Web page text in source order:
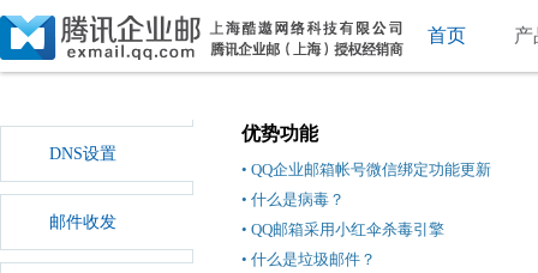
首页 产
DNS设置
邮件收发
优势功能
• QQ企业邮箱帐号微信绑定功能更新
• 什么是病毒？
• QQ邮箱采用小红伞杀毒引擎
• 什么是垃圾邮件？